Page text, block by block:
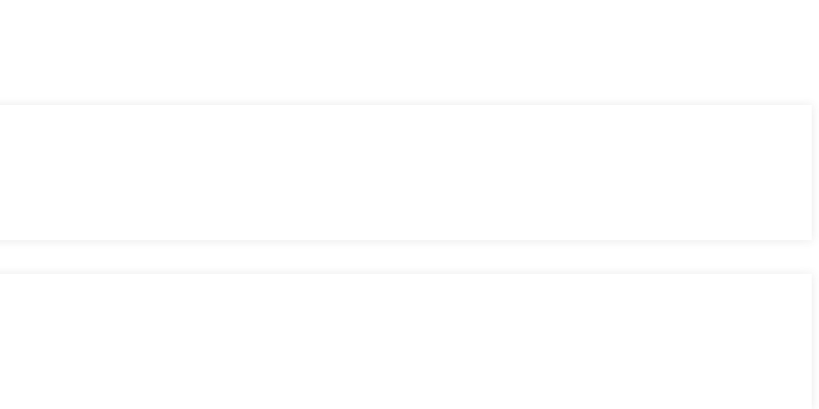
sans complications.
du marché.
des plateformes et des dApps.